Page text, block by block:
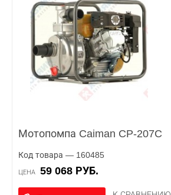
Мотопомпа Caiman CP-207C
Код товара — 160485
ЦЕНА 59 068 РУБ.